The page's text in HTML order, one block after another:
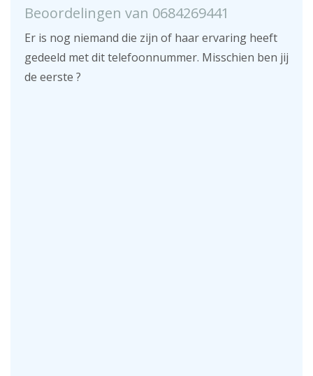
Beoordelingen van 0684269441
Er is nog niemand die zijn of haar ervaring heeft
gedeeld met dit telefoonnummer. Misschien ben jij
de eerste ?